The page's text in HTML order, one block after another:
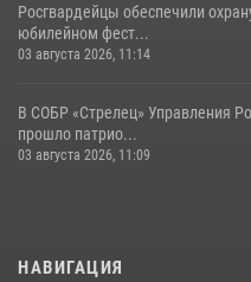
Росгвардейцы обеспечили
юбилейном фест...
03 августа 2026, 11:14
В СОБР «Стрелец» Управления
прошло патрио...
03 августа 2026, 11:09
НАВИГАЦИЯ